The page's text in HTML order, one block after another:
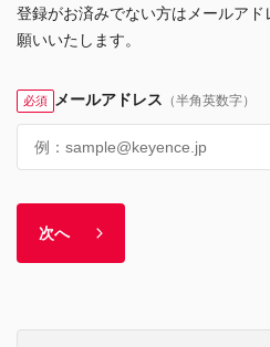
登録がお済みでない方はメールア
願いいたします。
必須 メールアドレス （半角英数字）
次へ